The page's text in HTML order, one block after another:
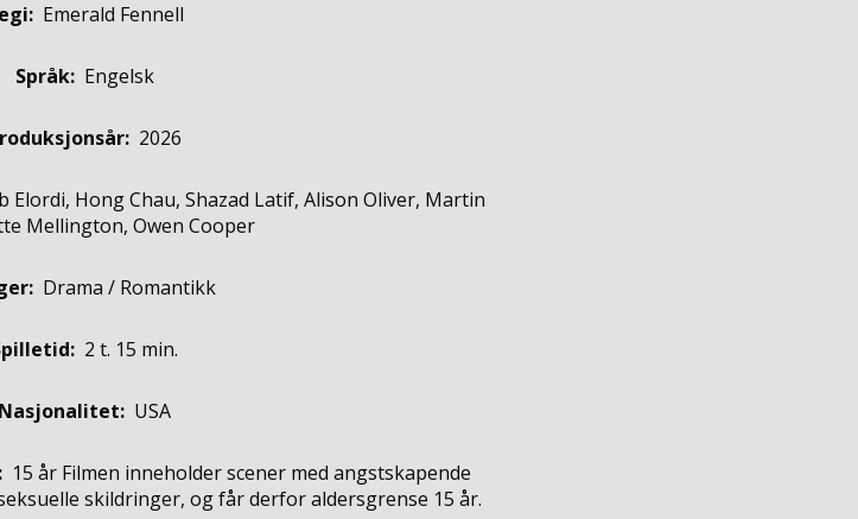
Emerald Fennell
Språk: Engelsk
2026
Elordi, Hong Chau, Shazad Latif, Alison Oliver, Martin
Mellington, Owen Cooper
Drama / Romantikk
2 t. 15 min.
Nasjonalitet: USA
15 år Filmen inneholder scener med angstskapende
skildringer, og får derfor aldersgrense 15 år.